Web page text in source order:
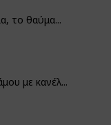
το θαύμα...
με κανέλ...